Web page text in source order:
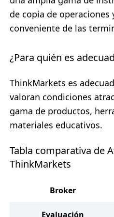
de copia de
conveniente de las
¿Para quién es
ThinkMarkets es
valoran condiciones
gama de productos,
materiales educativos.
Tabla comparativa de
ThinkMarkets
Broker
Evaluación